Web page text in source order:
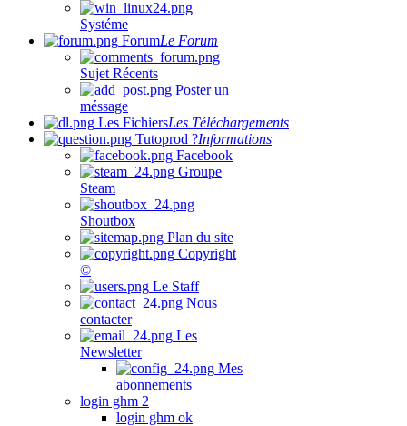
Systéme
ForumLe Forum
Sujet Récents
Poster un
méssage
Les FichiersLes Téléchargements
Tutoprod ?Informations
Facebook
Groupe
Steam
Shoutbox
Plan du site
Copyright
©
Le Staff
Nous
contacter
Les
Newsletter
Mes
abonnements
login ghm 2
login ghm ok